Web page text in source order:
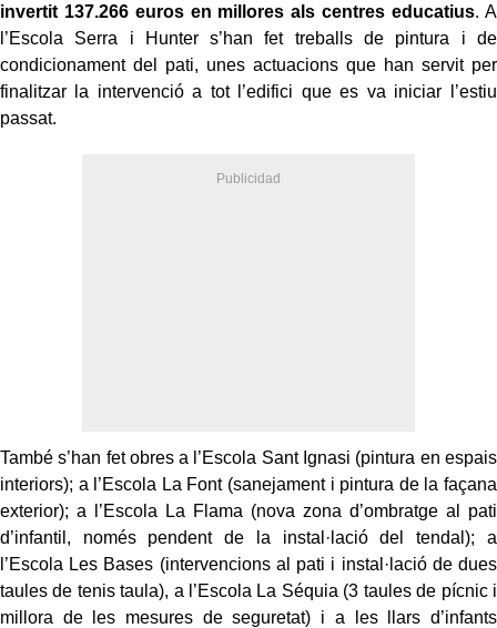
invertit 137.266 euros en millores als centres educatius. A
l’Escola Serra i Hunter s’han fet treballs de pintura i de
condicionament del pati, unes actuacions que han servit per
finalitzar la intervenció a tot l’edifici que es va iniciar l’estiu
passat.
També s’han fet obres a l’Escola Sant Ignasi (pintura en espais
interiors); a l’Escola La Font (sanejament i pintura de la façana
exterior); a l’Escola La Flama (nova zona d’ombratge al pati
d’infantil, només pendent de la instal·lació del tendal); a
l’Escola Les Bases (intervencions al pati i instal·lació de dues
taules de tenis taula), a l’Escola La Séquia (3 taules de pícnic i
millora de les mesures de seguretat) i a les llars d’infants